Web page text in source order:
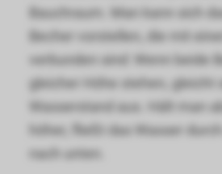
Bauchraum. Man kann sich
Becher vorstellen, die mit
verbunden sind: Wenn beide
gleicher Höhe stehen, gleicht
Wasserstand aus. Hält man
höher, fließt das Wasser
nach unten.